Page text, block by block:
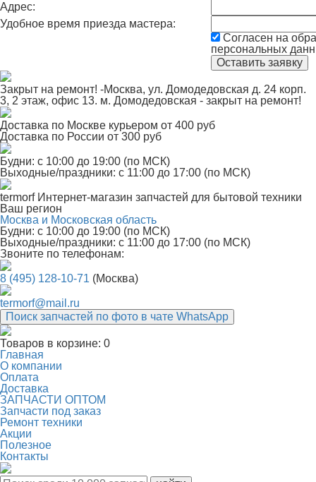
Адрес:
Удобное время приезда мастера:
Согласен на
персональных
Закрыт на ремонт! -Москва, ул. Домодедовская д. 24 корп.
3, 2 этаж, офис 13. м. Домодедовская - закрыт на ремонт!
Доставка по Москве курьером от 400 руб
Доставка по России от 300 руб
Будни: с 10:00 до 19:00 (по МСК)
Выходные/праздники: с 11:00 до 17:00 (по МСК)
termorf Интернет-магазин запчастей для бытовой техники
Ваш регион
Москва и Московская область
Будни: с 10:00 до 19:00 (по МСК)
Выходные/праздники: с 11:00 до 17:00 (по МСК)
Звоните по телефонам:
8 (495) 128-10-71 (Москва)
termorf@mail.ru
Поиск запчастей по фото в чате WhatsApp
Товаров в корзине: 0
Главная
О компании
Оплата
Доставка
ЗАПЧАСТИ ОПТОМ
Запчасти под заказ
Ремонт техники
Акции
Полезное
Контакты